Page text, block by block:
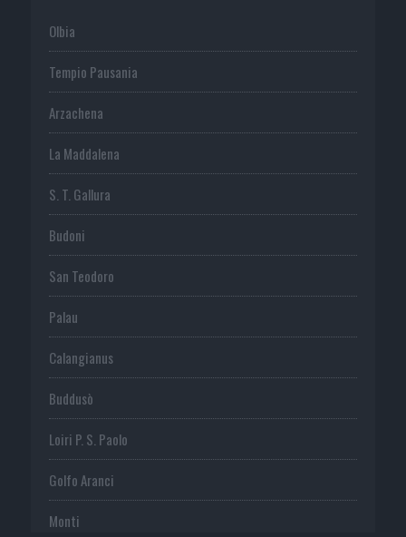
Olbia
Tempio Pausania
Arzachena
La Maddalena
S. T. Gallura
Budoni
San Teodoro
Palau
Calangianus
Buddusò
Loiri P. S. Paolo
Golfo Aranci
Monti